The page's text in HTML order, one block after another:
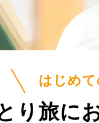
はじめ
り旅に